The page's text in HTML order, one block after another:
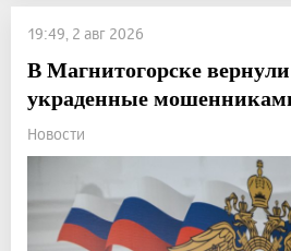
19:49, 2 авг 2026
В Магнитогорске
украденные
Новости